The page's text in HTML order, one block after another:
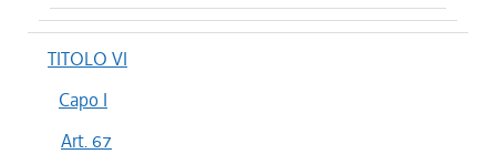
TITOLO VI
Capo I
Art. 67